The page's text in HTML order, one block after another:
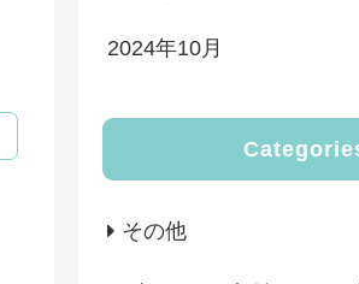
2024年10月
その他